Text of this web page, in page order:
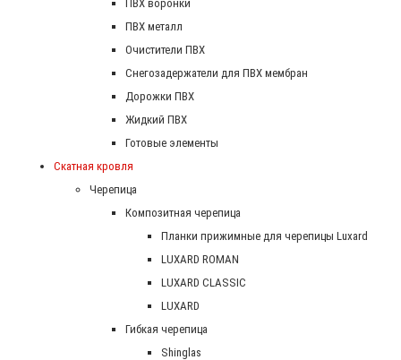
ПВХ воронки
ПВХ металл
Очистители ПВХ
Снегозадержатели для ПВХ мембран
Дорожки ПВХ
Жидкий ПВХ
Готовые элементы
Скатная кровля
Черепица
Композитная черепица
Планки прижимные для черепицы Luxard
LUXARD ROMAN
LUXARD CLASSIC
LUXARD
Гибкая черепица
Shinglas